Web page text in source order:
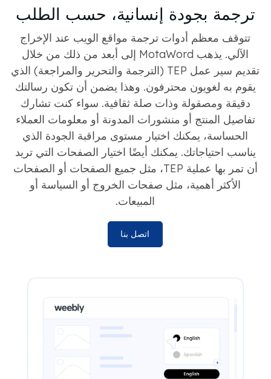
ترجمة بجودة إنسانية، حسب الطلب
تتوقف معظم أدوات ترجمة مواقع الويب عند الإخراج
الآلي. يذهب MotaWord إلى أبعد من ذلك من خلال
تقديم سير عمل TEP (الترجمة والتحرير والمراجعة) الذي
يقوم به لغويون محترفون. وهذا يضمن أن تكون رسالتك
دقيقة ومصقولة وذات صلة ثقافية. سواء كنت تشارك
تفاصيل المنتج أو منشورات المدونة أو معلومات العملاء
الحساسة، يمكنك اختيار مستوى مراقبة الجودة الذي
يناسب احتياجاتك. يمكنك أيضًا اختيار الصفحات التي تريد
أن تمر بها عملية TEP، مثل جميع الصفحات أو الصفحات
الأكثر أهمية، مثل صفحات الخروج أو السياسة أو
المبيعات.
اتصل بنا